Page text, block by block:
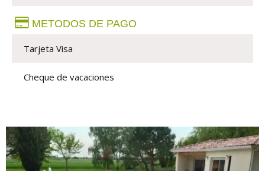
METODOS DE PAGO
Tarjeta Visa
Cheque de vacaciones